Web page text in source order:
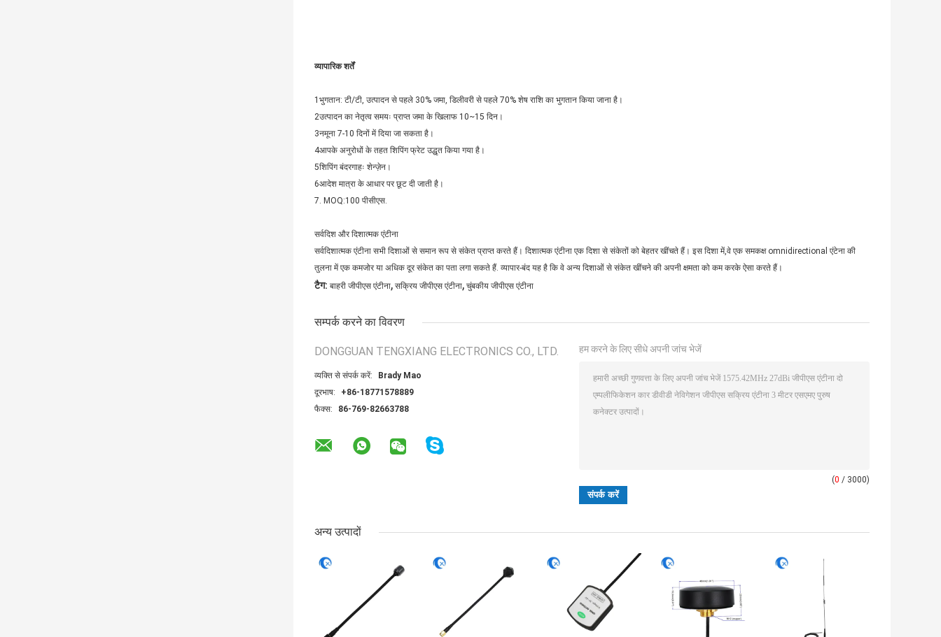
व्यापारिक शर्तें
1भुगतान: टी/टी, उत्पादन से पहले 30% जमा, डिलीवरी से पहले 70% शेष राशि का भुगतान किया जाना है।
2उत्पादन का नेतृत्व समयः प्राप्त जमा के खिलाफ 10~15 दिन।
3नमूना 7-10 दिनों में दिया जा सकता है।
4आपके अनुरोधों के तहत शिपिंग फ्रेट उद्धृत किया गया है।
5शिपिंग बंदरगाहः शेन्ज़ेन।
6आदेश मात्रा के आधार पर छूट दी जाती है।
7. MOQ:100 पीसीएस.
सर्वदिश और दिशात्मक एंटीना
सर्वदिशात्मक एंटीना सभी दिशाओं से समान रूप से संकेत प्राप्त करते हैं। दिशात्मक एंटीना एक दिशा से संकेतों को बेहतर खींचते हैं। इस दिशा में,वे एक समकक्ष omnidirectional एंटेना की
तुलना में एक कमजोर या अधिक दूर संकेत का पता लगा सकते हैं. व्यापार-बंद यह है कि वे अन्य दिशाओं से संकेत खींचने की अपनी क्षमता को कम करके ऐसा करते हैं।
टैग: बाहरी जीपीएस एंटीना, सक्रिय जीपीएस एंटीना, चुंबकीय जीपीएस एंटीना
सम्पर्क करने का विवरण
DONGGUAN TENGXIANG ELECTRONICS CO., LTD.
व्यक्ति से संपर्क करें:
Brady Mao
दूरभाष:
+86-18771578889
फैक्स:
86-769-82663788
हम करने के लिए सीधे अपनी जांच भेजें
(0 / 3000)
अन्य उत्पादों